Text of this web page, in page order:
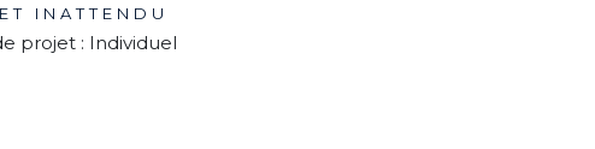
INATTENDU
projet : Individuel